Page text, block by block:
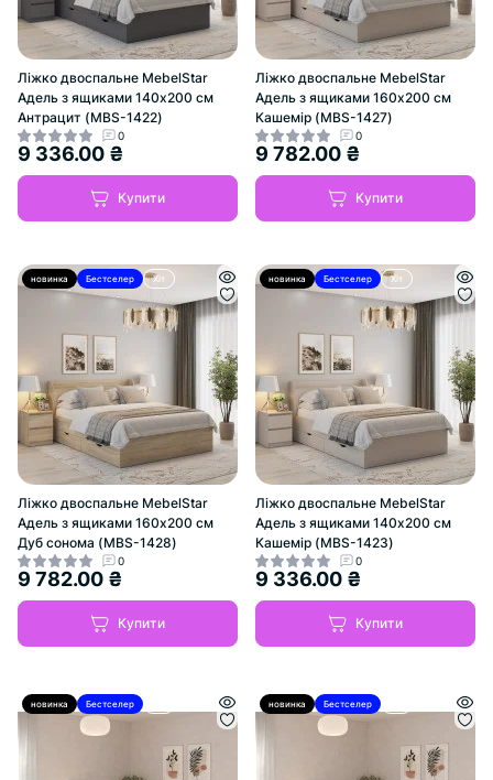
Ліжко двоспальне MebelStar
Адель з ящиками 140x200 см
Антрацит (MBS-1422)
0
9 336.00 ₴
Купити
Ліжко двоспальне MebelStar
Адель з ящиками 160x200 см
Кашемір (MBS-1427)
0
9 782.00 ₴
Купити
новинка Бестселер Хіт
Ліжко двоспальне MebelStar
Адель з ящиками 160x200 см
Дуб сонома (MBS-1428)
0
9 782.00 ₴
Купити
новинка Бестселер Хіт
Ліжко двоспальне MebelStar
Адель з ящиками 140x200 см
Кашемір (MBS-1423)
0
9 336.00 ₴
Купити
новинка Бестселер новинка Бестселер